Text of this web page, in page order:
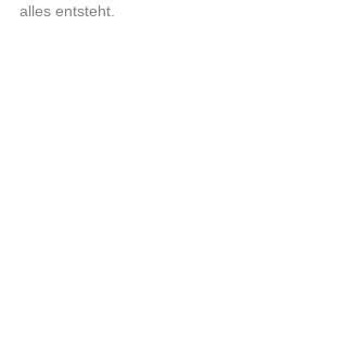
alles entsteht.